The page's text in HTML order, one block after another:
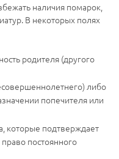
наличия помарок,
В некоторых полях
родителя (другого
либо
попечителя или
которые подтверждает
постоянного